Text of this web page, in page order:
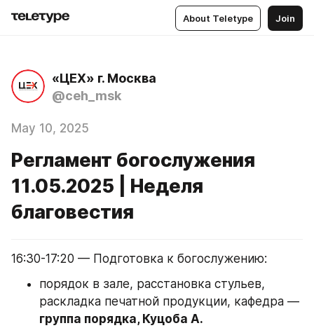
About Teletype Join
«ЦЕХ» г. Москва
@ceh_msk
May 10, 2025
Регламент богослужения
11.05.2025 | Неделя
благовестия
16:30-17:20 — Подготовка к богослужению:
порядок в зале, расстановка стульев,
группа порядка, Куцоба А.